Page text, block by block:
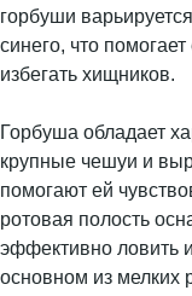
горбуши
синего, что
избегать хищников.
Горбуша обладает
крупные чешуи и
помогают ей
ротовая полость
эффективно ловить
основном из мелких